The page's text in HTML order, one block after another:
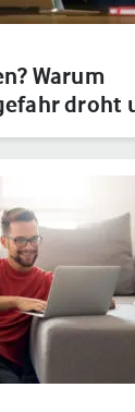
Warum
droht